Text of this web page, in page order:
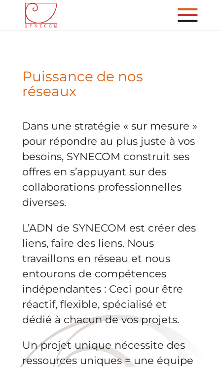
Puissance de nos
réseaux
Dans une stratégie « sur mesure »
pour répondre au plus juste à vos
besoins, SYNECOM construit ses
offres en s’appuyant sur des
collaborations professionnelles
diverses.
L’ADN de SYNECOM est créer des
liens, faire des liens. Nous
travaillons en réseau et nous
entourons de compétences
indépendantes : Ceci pour être
réactif, flexible, spécialisé et
dédié à chacun de vos projets.
Un projet unique nécessite des
ressources uniques = une équipe